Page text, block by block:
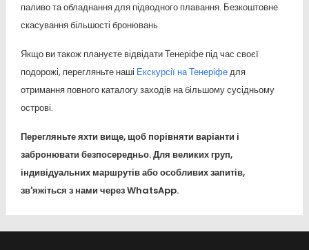
паливо та обладнання для підводного плавання. Безкоштовне
скасування більшості бронювань.
Якщо ви також плануєте відвідати Тенеріфе під час своєї
подорожі, перегляньте наші Екскурсії на Тенеріфедля
отримання повного каталогу заходів на більшому сусідньому
острові.
Перегляньте яхти вище, щоб порівняти варіанти і
забронювати безпосередньо. Для великих груп,
індивідуальних маршрутів або особливих запитів,
зв'яжіться з нами через WhatsApp.